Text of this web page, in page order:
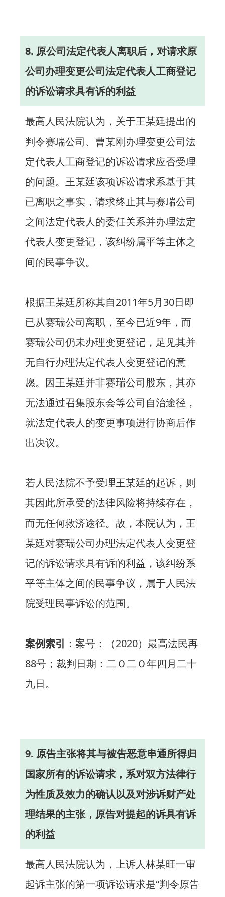
8. 原公司法定代表人离职后，对请求原
公司办理变更公司法定代表人工商登记
的诉讼请求具有诉的利益
最高人民法院认为，关于王某廷提出的
判令赛瑞公司、曹某刚办理变更公司法
定代表人工商登记的诉讼请求应否受理
的问题。王某廷该项诉讼请求系基于其
已离职之事实，请求终止其与赛瑞公司
之间法定代表人的委任关系并办理法定
代表人变更登记，该纠纷属平等主体之
间的民事争议。
根据王某廷所称其自2011年5月30日即
已从赛瑞公司离职，至今已近9年，而
赛瑞公司仍未办理变更登记，足见其并
无自行办理法定代表人变更登记的意
愿。因王某廷并非赛瑞公司股东，其亦
无法通过召集股东会等公司自治途径，
就法定代表人的变更事项进行协商后作
出决议。
若人民法院不予受理王某廷的起诉，则
其因此所承受的法律风险将持续存在，
而无任何救济途径。故，本院认为，王
某廷对赛瑞公司办理法定代表人变更登
记的诉讼请求具有诉的利益，该纠纷系
平等主体之间的民事争议，属于人民法
院受理民事诉讼的范围。
案例索引： 案号：（2020）最高法民再
88号；裁判日期：二Ｏ二Ｏ年四月二十
九日。
9. 原告主张将其与被告恶意串通所得归
国家所有的诉讼请求，系对双方法律行
为性质及效力的确认以及对涉诉财产处
理结果的主张，原告对提起的诉具有诉
的利益
最高人民法院认为，上诉人林某旺一审
起诉主张的第一项诉讼请求是“判令原告